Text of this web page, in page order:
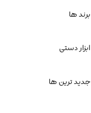
برند ها
ابزار دستی
جدید ترین ها